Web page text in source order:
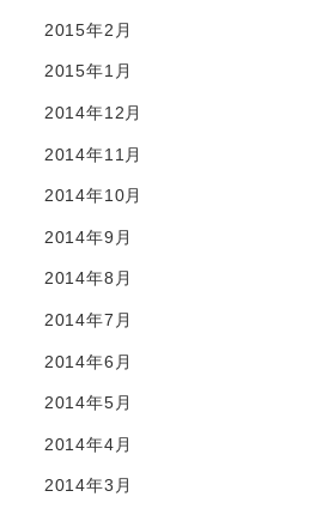
2015年2月
2015年1月
2014年12月
2014年11月
2014年10月
2014年9月
2014年8月
2014年7月
2014年6月
2014年5月
2014年4月
2014年3月